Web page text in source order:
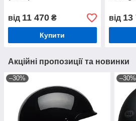
від 11 470 ₴
Купити
від 13
Акційні пропозиції та новинки
–30% –30%